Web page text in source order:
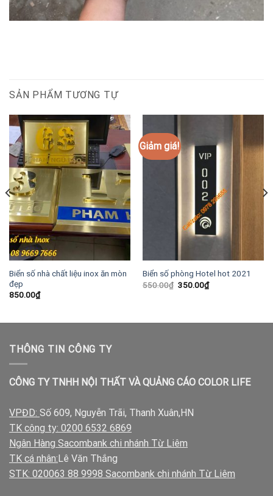
SẢN PHẨM TƯƠNG TỰ
Biển số nhà chất liệu inox ăn mòn
đẹp
850.00₫
Giảm giá!
Biển số phòng Hotel hot 2021
550.00₫ Giá
350.00₫Giá
hiện
THÔNG TIN CÔNG TY
CÔNG TY TNHH NỘI THẤT VÀ QUẢNG CÁO COLOR LIFE
VPĐD: Số 609, Nguyễn Trãi, Thanh Xuân,HN
TK công ty: 0200 6532 6869
Ngân Hàng Sacombank chi nhánh Từ Liêm
TK cá nhân:Lê Văn Thắng
STK: 020063 88 9998 Sacombank chi nhánh Từ Liêm